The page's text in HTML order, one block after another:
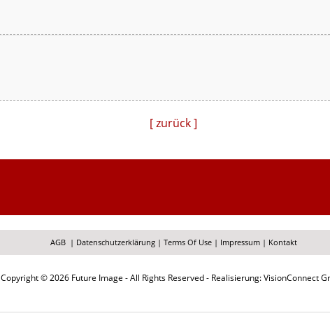
[ zurück ]
AGB | Datenschutzerklärung| Terms Of Use| Impressum| Kontakt
Copyright © 2026 Future Image - All Rights Reserved - Realisierung: VisionConnect